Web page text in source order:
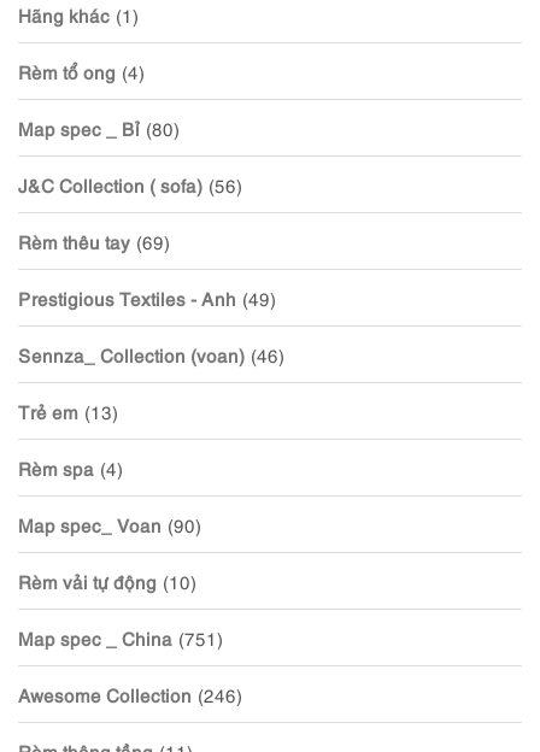
Hãng khác (1)
Rèm tổ ong (4)
Map spec _ Bỉ (80)
J&C Collection ( sofa) (56)
Rèm thêu tay (69)
Prestigious Textiles - Anh (49)
Sennza_ Collection (voan) (46)
Trẻ em (13)
Rèm spa (4)
Map spec_ Voan (90)
Rèm vải tự động (10)
Map spec _ China (751)
Awesome Collection (246)